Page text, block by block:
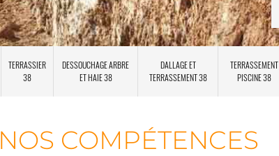
TERRASSIER
38
DESSOUCHAGE ARBRE
ET HAIE 38
DALLAGE ET
TERRASSEMENT 38
TERRASSEMENT
PISCINE 38
NOS COMPÉTENCES